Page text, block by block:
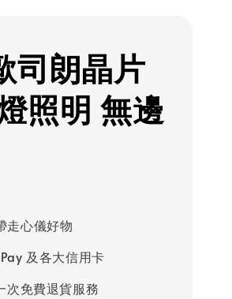
司朗晶片
照明 無邊
走心儀好物
及各大信用卡
次免費退貨服務